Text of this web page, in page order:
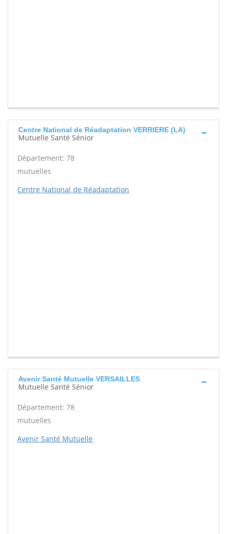
Centre National de Réadaptation VERRIERE (LA)
Mutuelle Santé Sénior
Département: 78
mutuelles
Centre National de Réadaptation
Avenir Santé Mutuelle VERSAILLES
Mutuelle Santé Sénior
Département: 78
mutuelles
Avenir Santé Mutuelle